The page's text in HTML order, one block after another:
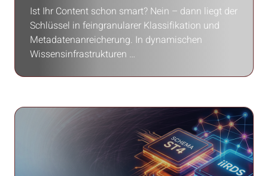
Ist Ihr Content schon smart? Nein – dann liegt der
Schlüssel in feingranularer Klassifikation und
Metadatenanreicherung. In dynamischen
Wissensinfrastrukturen …